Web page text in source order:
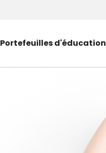
Portefeuilles d'éducation